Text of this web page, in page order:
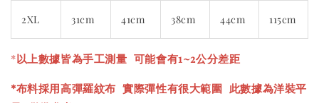
2XL 31cm 41cm 38cm 44cm 115cm
*以上數據皆為手工測量 可能會有1~2公分差距
*布料採用高彈羅紋布 實際彈性有很大範圍 此數據為洋裝平